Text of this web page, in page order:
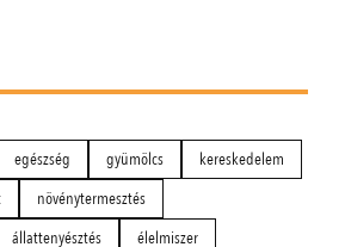
egészség gyümölcs
kereskedelem
növénytermesztés
állattenyésztés élelmiszer